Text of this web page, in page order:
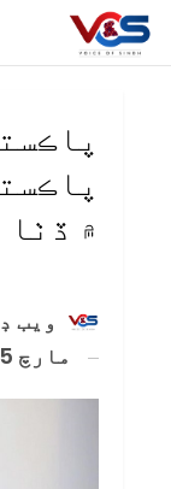
۾
ويب
مارچ 5, 2024